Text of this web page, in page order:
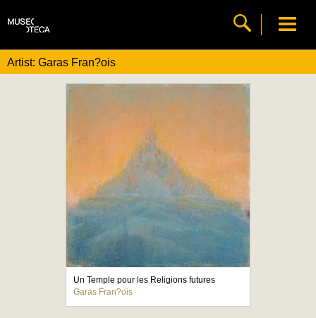
Artist: Garas Fran?ois
Un Temple pour les Religions futures
Garas Fran?ois